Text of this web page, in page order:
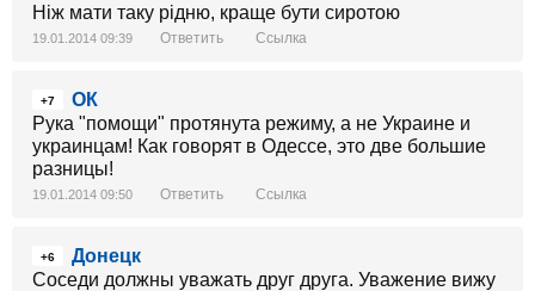
Ніж мати таку рідню, краще бути сиротою
19.01.2014 09:39 Ответить Ссылка
+7
ОК
Рука "помощи" протянута режиму, а не Украине и
украинцам! Как говорят в Одессе, это две большие
разницы!
19.01.2014 09:50 Ответить Ссылка
+6
Донецк
Соседи должны уважать друг друга. Уважение вижу